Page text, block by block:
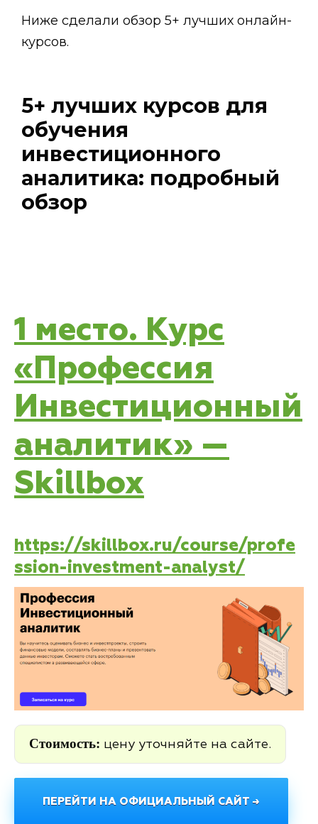
Ниже сделали обзор 5+ лучших онлайн-
курсов.
5+ лучших курсов для
обучения
инвестиционного
аналитика: подробный
обзор
1 место. Курс
«Профессия
Инвестиционный
аналитик» —
Skillbox
https://skillbox.ru/course/profe
ssion-investment-analyst/
Стоимость: цену уточняйте на сайте.
ПЕРЕЙТИ НА ОФИЦИАЛЬНЫЙ САЙТ →